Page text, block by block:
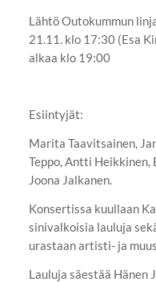
Lähtö Outokummun
21.11. klo 17:30 (Esa
alkaa klo 19:00
Esiintyjät:
Marita Taavitsainen,
Teppo, Antti Heikkinen,
Joona Jalkanen.
Konsertissa kuullaan
sinivalkoisia lauluja
urastaan artisti- ja
Lauluja säestää Hänen